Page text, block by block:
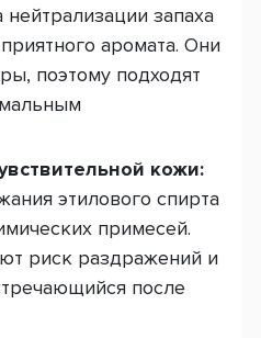
запаха
аромата. Они
поэтому подходят
кожи:
этилового спирта
примесей.
риск раздражений и
после